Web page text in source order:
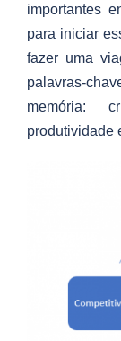
importantes
para iniciar
fazer uma
palavras-
memória:
produtividade